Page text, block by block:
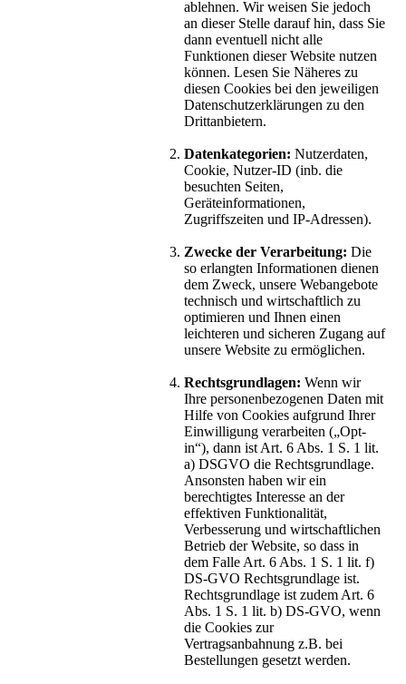
ablehnen. Wir weisen Sie jedoch
an dieser Stelle darauf hin, dass Sie
dann eventuell nicht alle
Funktionen dieser Website nutzen
können. Lesen Sie Näheres zu
diesen Cookies bei den jeweiligen
Datenschutzerklärungen zu den
Drittanbietern.
Datenkategorien: Nutzerdaten,
Cookie, Nutzer-ID (inb. die
besuchten Seiten,
Geräteinformationen,
Zugriffszeiten und IP-Adressen).
Zwecke der Verarbeitung: Die
so erlangten Informationen dienen
dem Zweck, unsere Webangebote
technisch und wirtschaftlich zu
optimieren und Ihnen einen
leichteren und sicheren Zugang auf
unsere Website zu ermöglichen.
Rechtsgrundlagen: Wenn wir
Ihre personenbezogenen Daten mit
Hilfe von Cookies aufgrund Ihrer
Einwilligung verarbeiten („Opt-
in“), dann ist Art. 6 Abs. 1 S. 1 lit.
a) DSGVO die Rechtsgrundlage.
Ansonsten haben wir ein
berechtigtes Interesse an der
effektiven Funktionalität,
Verbesserung und wirtschaftlichen
Betrieb der Website, so dass in
dem Falle Art. 6 Abs. 1 S. 1 lit. f)
DS-GVO Rechtsgrundlage ist.
Rechtsgrundlage ist zudem Art. 6
Abs. 1 S. 1 lit. b) DS-GVO, wenn
die Cookies zur
Vertragsanbahnung z.B. bei
Bestellungen gesetzt werden.